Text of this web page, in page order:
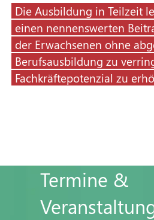
Die Ausbildung in Teilzeit
einen nennenswerten
der Erwachsenen ohne
Berufsausbildung zu
Fachkräftepotenzial zu
Termine &